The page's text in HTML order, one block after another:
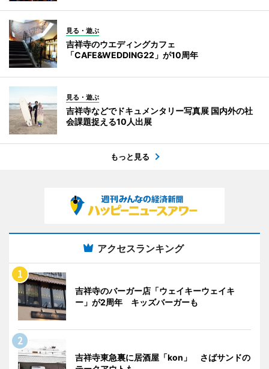
見る・遊ぶ
吉祥寺のウエディングカフェ
「CAFE&WEDDING22」が10周年
見る・遊ぶ
吉祥寺などでドキュメンタリー写真展 国内外の社
会課題捉える10人出展
もっと見る
アクセスランキング
吉祥寺のバーガー店「ウェイキーウェイキ
ー」が2周年 キッズバーガーも
吉祥寺東急裏に居酒屋「kon」 さばサンドの